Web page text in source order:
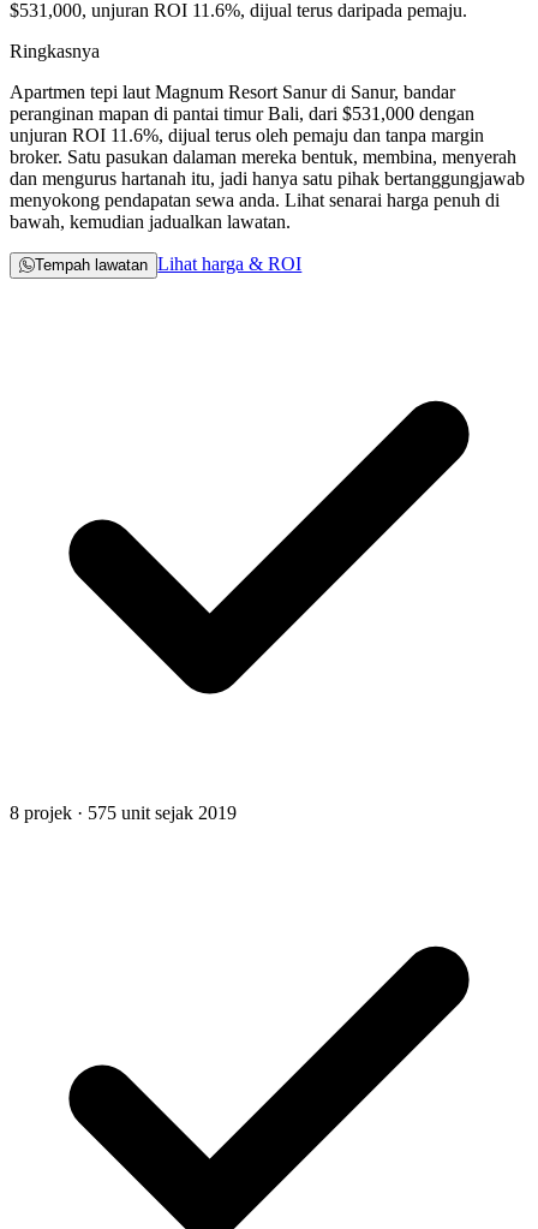
$531,000, unjuran ROI 11.6%, dijual terus daripada pemaju.
Ringkasnya
Apartmen tepi laut Magnum Resort Sanur di Sanur, bandar
peranginan mapan di pantai timur Bali, dari $531,000 dengan
unjuran ROI 11.6%, dijual terus oleh pemaju dan tanpa margin
broker. Satu pasukan dalaman mereka bentuk, membina, menyerah
dan mengurus hartanah itu, jadi hanya satu pihak bertanggungjawab
menyokong pendapatan sewa anda. Lihat senarai harga penuh di
bawah, kemudian jadualkan lawatan.
Tempah lawatan Lihat harga & ROI
8 projek · 575 unit sejak 2019